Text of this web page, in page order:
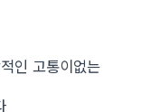
인 고통이없는